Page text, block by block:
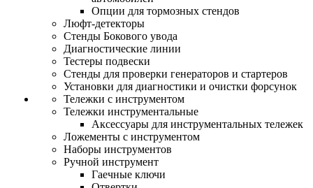
Опции для тормозных стендов
Люфт-детекторы
Стенды Бокового увода
Диагностические линии
Тестеры подвески
Стенды для проверки генераторов и стартеров
Установки для диагностики и очистки форсунок
Тележки с инструментом
Тележки инструментальные
Аксессуары для инструментальных тележек
Ложементы с инструментом
Наборы инструментов
Ручной инструмент
Гаечные ключи